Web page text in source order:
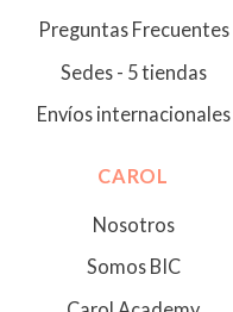
Preguntas Frecuentes
Sedes - 5 tiendas
Envíos internacionales
CAROL
Nosotros
Somos BIC